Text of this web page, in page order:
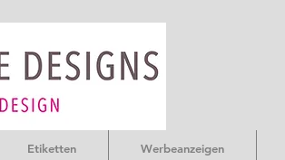
Etiketten Werbeanzeigen